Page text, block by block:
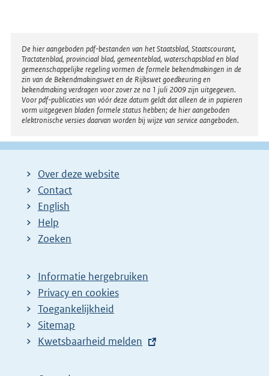
Disclaimer
De hier aangeboden pdf-bestanden van het Staatsblad, Staatscourant,
Tractatenblad, provinciaal blad, gemeenteblad, waterschapsblad en blad
gemeenschappelijke regeling vormen de formele bekendmakingen in de
zin van de Bekendmakingswet en de Rijkswet goedkeuring en
bekendmaking verdragen voor zover ze na 1 juli 2009 zijn uitgegeven.
Voor pdf-publicaties van vóór deze datum geldt dat alleen de in papieren
vorm uitgegeven bladen formele status hebben; de hier aangeboden
elektronische versies daarvan worden bij wijze van service aangeboden.
Over deze website
Contact
English
Help
Zoeken
Informatie hergebruiken
Privacy en cookies
Toegankelijkheid
Sitemap
E
t
Kwetsbaarheid melden